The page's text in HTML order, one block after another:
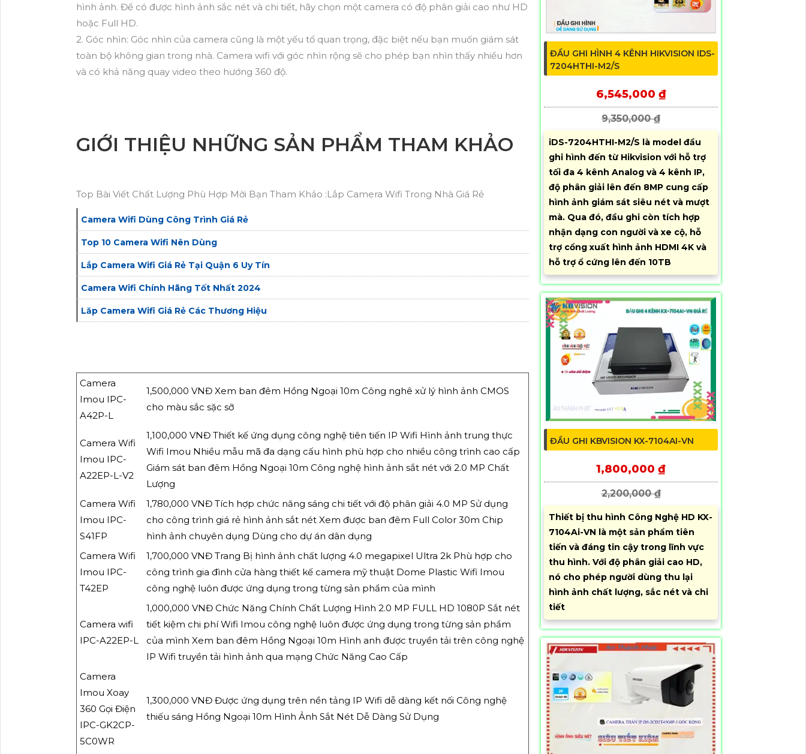
hình ảnh. Để có được hình ảnh sắc nét và chi tiết, hãy chọn một camera có độ phân giải cao như HD
hoặc Full HD.
2. Góc nhìn: Góc nhìn của camera cũng là một yếu tố quan trọng, đặc biệt nếu bạn muốn giám sát
toàn bộ không gian trong nhà. Camera wifi với góc nhìn rộng sẽ cho phép bạn nhìn thấy nhiều hơn
và có khả năng quay video theo hướng 360 độ.
GIỚI THIỆU NHỮNG SẢN PHẨM THAM KHẢO
Top Bài Viết Chất Lượng Phù Hợp Mời Bạn Tham Khảo :Lắp Camera Wifi Trong Nhà Giá Rẻ
Camera Wifi Dùng Công Trình Giá Rẻ
Top 10 Camera Wifi Nên Dùng
Lắp Camera Wifi Giá Rẻ Tại Quận 6 Uy Tín
Camera Wifi Chính Hãng Tốt Nhất 2024
Lăp Camera Wifi Giá Rẻ Các Thương Hiệu
Camera
Imou IPC-
A42P-L
1,500,000 VNĐ Xem ban đêm Hồng Ngoại 10m Công nghê xử lý hình ảnh CMOS
cho màu sắc sặc sỡ
Camera Wifi
Imou IPC-
A22EP-L-V2
1,100,000 VNĐ Thiết kế ứng dụng công nghệ tiên tiến IP Wifi Hình ảnh trung thực
Wifi Imou Nhiều mẫu mã đa dạng cấu hình phù hợp cho nhiều công trình cao cấp
Giám sát ban đêm Hồng Ngoại 10m Công nghệ hình ảnh sắt nét với 2.0 MP Chất
Lượng
Camera Wifi
Imou IPC-
S41FP
1,780,000 VNĐ Tích hợp chức năng sáng chi tiết với độ phân giải 4.0 MP Sử dụng
cho công trình giá rẻ hình ảnh sắt nét Xem được ban đêm Full Color 30m Chip
hình ảnh chuyên dụng Dùng cho dự án dân dụng
Camera Wifi
Imou IPC-
T42EP
1,700,000 VNĐ Trang Bị hình ảnh chất lượng 4.0 megapixel Ultra 2k Phù hợp cho
công trình gia đình cửa hàng thiết kế camera mỹ thuật Dome Plastic Wifi Imou
công nghệ luôn được ứng dụng trong từng sản phẩm của mình
Camera wifi
IPC-A22EP-L
1,000,000 VNĐ Chức Năng Chính Chất Lượng Hình 2.0 MP FULL HD 1080P Sắt nét
tiết kiệm chi phí Wifi Imou công nghệ luôn được ứng dụng trong từng sản phẩm
của mình Xem ban đêm Hồng Ngoại 10m Hình anh được truyền tải trên công nghệ
IP Wifi truyền tải hình ảnh qua mạng Chức Năng Cao Cấp
Camera
Imou Xoay
360 Gọi Điện
IPC-GK2CP-
5C0WR
1,300,000 VNĐ Được ứng dụng trên nền tảng IP Wifi dễ dàng kết nối Công nghệ
thiếu sáng Hồng Ngoại 10m Hình Ảnh Sắt Nét Dễ Dàng Sử Dụng
ĐẦU GHI HÌNH 4 KÊNH HIKVISION IDS-
7204HTHI-M2/S
6,545,000 ₫
9,350,000 ₫
iDS-7204HTHI-M2/S là model đầu
ghi hình đến từ Hikvision với hỗ trợ
tối đa 4 kênh Analog và 4 kênh IP,
độ phân giải lên đến 8MP cung cấp
hình ảnh giám sát siêu nét và mượt
mà. Qua đó, đầu ghi còn tích hợp
nhận dạng con người và xe cộ, hỗ
trợ cổng xuất hình ảnh HDMI 4K và
hỗ trợ ổ cứng lên đến 10TB
ĐẦU GHI KBVISION KX-7104AI-VN
1,800,000 ₫
2,200,000 ₫
Thiết bị thu hình Công Nghệ HD KX-
7104Ai-VN là một sản phẩm tiên
tiến và đáng tin cậy trong lĩnh vực
thu hình. Với độ phân giải cao HD,
nó cho phép người dùng thu lại
hình ảnh chất lượng, sắc nét và chi
tiết